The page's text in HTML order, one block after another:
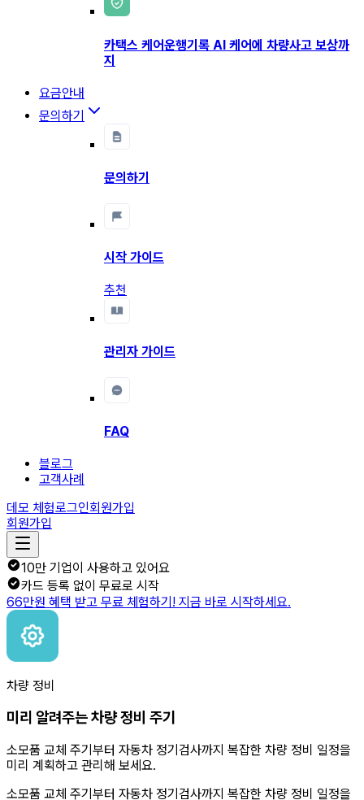
카택스 케어운행기록 AI 케어에 차량사고 보상까
지
요금안내
문의하기
문의하기
시작 가이드
추천
관리자 가이드
FAQ
블로그
고객사례
데모 체험로그인회원가입
회원가입
10만 기업이 사용하고 있어요
카드 등록 없이 무료로 시작
66만원 혜택 받고 무료 체험하기! 지금 바로 시작하세요.
차량 정비
미리 알려주는 차량 정비 주기
소모품 교체 주기부터 자동차 정기검사까지 복잡한 차량 정비 일정을
미리 계획하고 관리해 보세요.
소모품 교체 주기부터 자동차 정기검사까지 복잡한 차량 정비 일정을